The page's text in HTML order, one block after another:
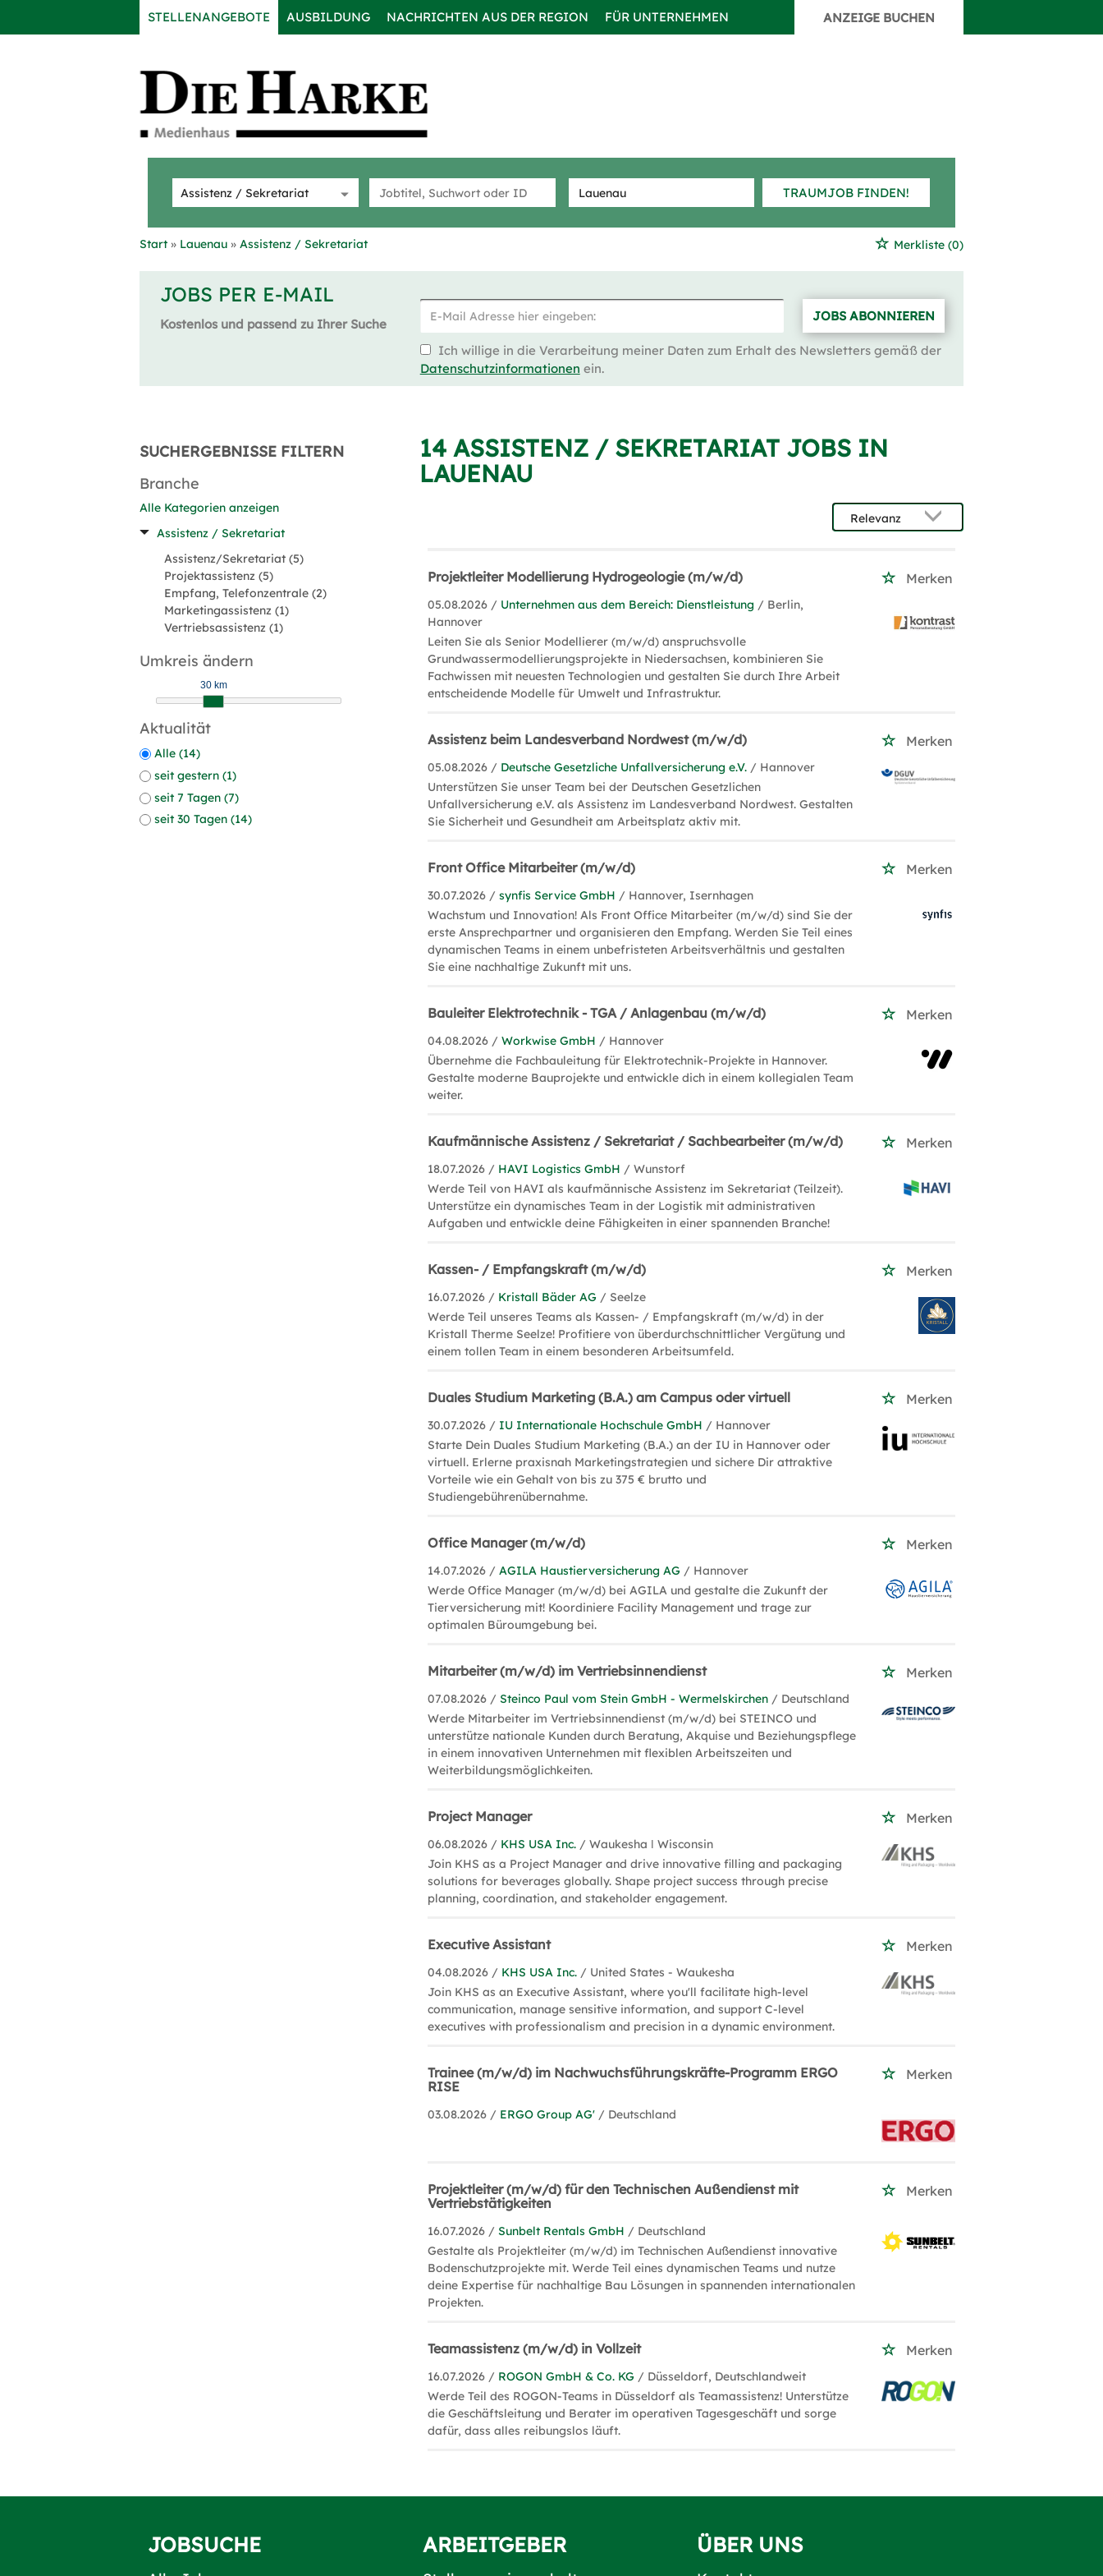
STELLENANGEBOTE AUSBILDUNG NACHRICHTEN AUS DER REGION FÜR UNTERNEHMEN ANZEIGE BUCHEN
TRAUMJOB FINDEN!
Start Lauenau Assistenz / Sekretariat Merkliste (0)
JOBS PER E-MAIL
Kostenlos und passend zu Ihrer Suche
JOBS ABONNIEREN
Ich willige in die Verarbeitung meiner Daten zum Erhalt des Newsletters gemäß der
Datenschutzinformationen ein.
SUCHERGEBNISSE FILTERN
Branche
Alle Kategorien anzeigen
Assistenz / Sekretariat
Assistenz/Sekretariat (5)
Projektassistenz (5)
Empfang, Telefonzentrale (2)
Marketingassistenz (1)
Vertriebsassistenz (1)
Umkreis ändern
30 km
Aktualität
Alle (14)
seit gestern (1)
seit 7 Tagen (7)
seit 30 Tagen (14)
14 ASSISTENZ / SEKRETARIAT JOBS IN
LAUENAU
Projektleiter Modellierung Hydrogeologie (m/w/d) Merken
05.08.2026 / Unternehmen aus dem Bereich: Dienstleistung / Berlin,
Hannover
Leiten Sie als Senior Modellierer (m/w/d) anspruchsvolle
Grundwassermodellierungsprojekte in Niedersachsen, kombinieren Sie
Fachwissen mit neuesten Technologien und gestalten Sie durch Ihre Arbeit
entscheidende Modelle für Umwelt und Infrastruktur.
Assistenz beim Landesverband Nordwest (m/w/d) Merken
05.08.2026 / Deutsche Gesetzliche Unfallversicherung e.V. / Hannover
Unterstützen Sie unser Team bei der Deutschen Gesetzlichen
Unfallversicherung e.V. als Assistenz im Landesverband Nordwest. Gestalten
Sie Sicherheit und Gesundheit am Arbeitsplatz aktiv mit.
Front Office Mitarbeiter (m/w/d) Merken
30.07.2026 /synfis Service GmbH / Hannover, Isernhagen
Wachstum und Innovation! Als Front Office Mitarbeiter (m/w/d) sind Sie der
erste Ansprechpartner und organisieren den Empfang. Werden Sie Teil eines
dynamischen Teams in einem unbefristeten Arbeitsverhältnis und gestalten
Sie eine nachhaltige Zukunft mit uns.
Bauleiter Elektrotechnik - TGA / Anlagenbau (m/w/d) Merken
04.08.2026 /Workwise GmbH / Hannover
Übernehme die Fachbauleitung für Elektrotechnik-Projekte in Hannover.
Gestalte moderne Bauprojekte und entwickle dich in einem kollegialen Team
weiter.
Kaufmännische Assistenz / Sekretariat / Sachbearbeiter (m/w/d) Merken
18.07.2026 / HAVI Logistics GmbH / Wunstorf
Werde Teil von HAVI als kaufmännische Assistenz im Sekretariat (Teilzeit).
Unterstütze ein dynamisches Team in der Logistik mit administrativen
Aufgaben und entwickle deine Fähigkeiten in einer spannenden Branche!
Kassen- / Empfangskraft (m/w/d) Merken
16.07.2026 / Kristall Bäder AG / Seelze
Werde Teil unseres Teams als Kassen- / Empfangskraft (m/w/d) in der
Kristall Therme Seelze! Profitiere von überdurchschnittlicher Vergütung und
einem tollen Team in einem besonderen Arbeitsumfeld.
Duales Studium Marketing (B.A.) am Campus oder virtuell Merken
30.07.2026 / IU Internationale Hochschule GmbH / Hannover
Starte Dein Duales Studium Marketing (B.A.) an der IU in Hannover oder
virtuell. Erlerne praxisnah Marketingstrategien und sichere Dir attraktive
Vorteile wie ein Gehalt von bis zu 375 € brutto und
Studiengebührenübernahme.
Office Manager (m/w/d) Merken
14.07.2026 /AGILA Haustierversicherung AG / Hannover
Werde Office Manager (m/w/d) bei AGILA und gestalte die Zukunft der
Tierversicherung mit! Koordiniere Facility Management und trage zur
optimalen Büroumgebung bei.
Mitarbeiter (m/w/d) im Vertriebsinnendienst Merken
07.08.2026 /Steinco Paul vom Stein GmbH - Wermelskirchen / Deutschland
Werde Mitarbeiter im Vertriebsinnendienst (m/w/d) bei STEINCO und
unterstütze nationale Kunden durch Beratung, Akquise und Beziehungspflege
in einem innovativen Unternehmen mit flexiblen Arbeitszeiten und
Weiterbildungsmöglichkeiten.
Project Manager Merken
06.08.2026 / KHS USA Inc. / Waukesha ǀ Wisconsin
Join KHS as a Project Manager and drive innovative filling and packaging
solutions for beverages globally. Shape project success through precise
planning, coordination, and stakeholder engagement.
Executive Assistant Merken
04.08.2026 / KHS USA Inc. / United States - Waukesha
Join KHS as an Executive Assistant, where you'll facilitate high-level
communication, manage sensitive information, and support C-level
executives with professionalism and precision in a dynamic environment.
Trainee (m/w/d) im Nachwuchsführungskräfte-Programm ERGO
RISE
Merken
03.08.2026 / ERGO Group AG' / Deutschland
Projektleiter (m/w/d) für den Technischen Außendienst mit
Vertriebstätigkeiten
Merken
16.07.2026 /Sunbelt Rentals GmbH / Deutschland
Gestalte als Projektleiter (m/w/d) im Technischen Außendienst innovative
Bodenschutzprojekte mit. Werde Teil eines dynamischen Teams und nutze
deine Expertise für nachhaltige Bau Lösungen in spannenden internationalen
Projekten.
Teamassistenz (m/w/d) in Vollzeit Merken
16.07.2026 / ROGON GmbH & Co. KG / Düsseldorf, Deutschlandweit
Werde Teil des ROGON-Teams in Düsseldorf als Teamassistenz! Unterstütze
die Geschäftsleitung und Berater im operativen Tagesgeschäft und sorge
dafür, dass alles reibungslos läuft.
JOBSUCHE ARBEITGEBER ÜBER UNS